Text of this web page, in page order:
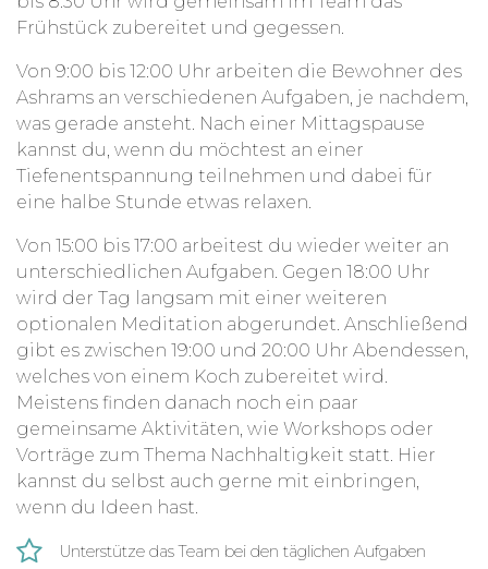
Yogakursen hilft dir auch nach der Rückkehr,
Frühstück zubereitet und gegessen.
Von 9:00 bis 12:00 Uhr arbeiten die Bewohner des
Ashrams an verschiedenen Aufgaben, je nachdem,
was gerade ansteht. Nach einer Mittagspause
kannst du, wenn du möchtest an einer
Tiefenentspannung teilnehmen und dabei für
eine halbe Stunde etwas relaxen.
Von 15:00 bis 17:00 arbeitest du wieder weiter an
unterschiedlichen Aufgaben. Gegen 18:00 Uhr
wird der Tag langsam mit einer weiteren
optionalen Meditation abgerundet. Anschließend
gibt es zwischen 19:00 und 20:00 Uhr Abendessen,
welches von einem Koch zubereitet wird.
Meistens finden danach noch ein paar
gemeinsame Aktivitäten, wie Workshops oder
Vorträge zum Thema Nachhaltigkeit statt. Hier
kannst du selbst auch gerne mit einbringen,
wenn du Ideen hast.
Unterstütze das Team bei den täglichen Aufgaben